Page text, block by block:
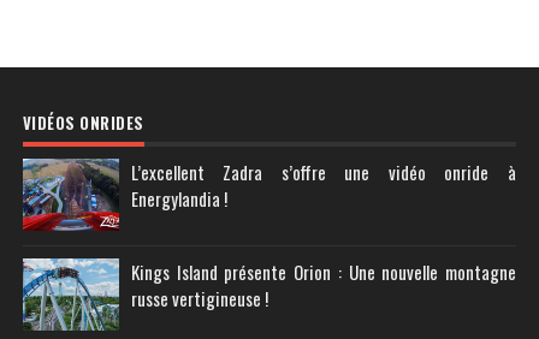
VIDÉOS ONRIDES
L’excellent Zadra s’offre une vidéo onride à
Energylandia !
Kings Island présente Orion : Une nouvelle montagne
russe vertigineuse !